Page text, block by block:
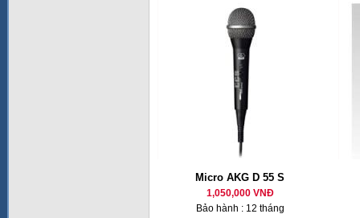
Micro AKG D 55 S
1,050,000 VNĐ
Bảo hành : 12 tháng